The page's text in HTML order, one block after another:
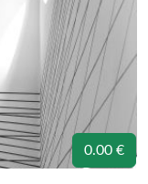
0.00 €